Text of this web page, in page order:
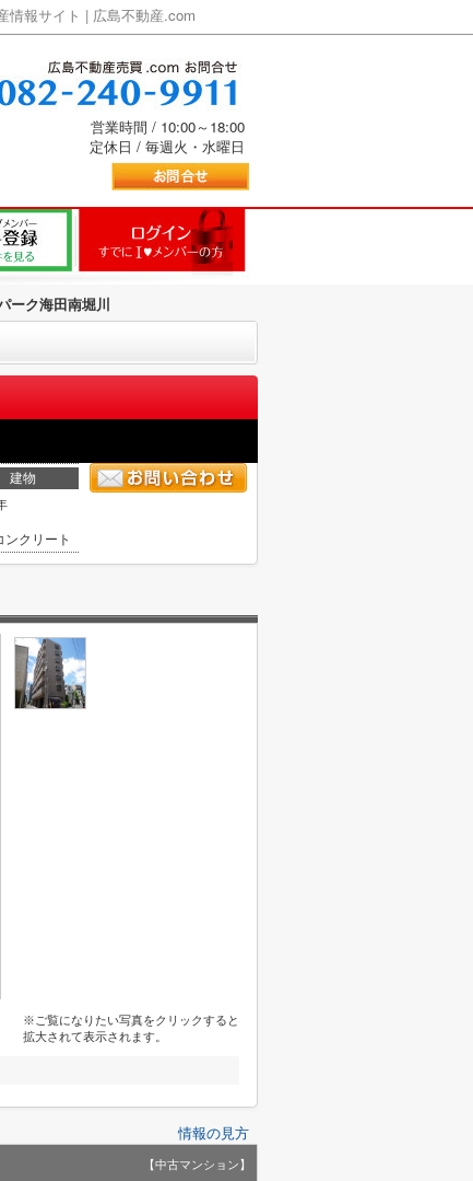
情報サイト | 広島不動産.com
営業時間 / 10:00～18:00
定休日 / 毎週火・水曜日
ーク海田南堀川
建物
ンクリート
※ご覧になりたい写真をクリックすると
拡大されて表示されます。
情報の見方
【中古マンション】